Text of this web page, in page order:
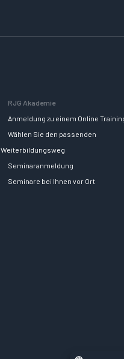
RJG Akademie
Anmeldung zu einem Online
Wählen Sie den passenden
Weiterbildungsweg
Seminaranmeldung
Seminare bei Ihnen vor Ort